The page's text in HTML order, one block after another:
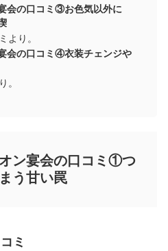
会の口コミ③お色気以外に
より。
会の口コミ④衣装チェンジや
。
ン宴会の口コミ①つ
う甘い罠
ミ